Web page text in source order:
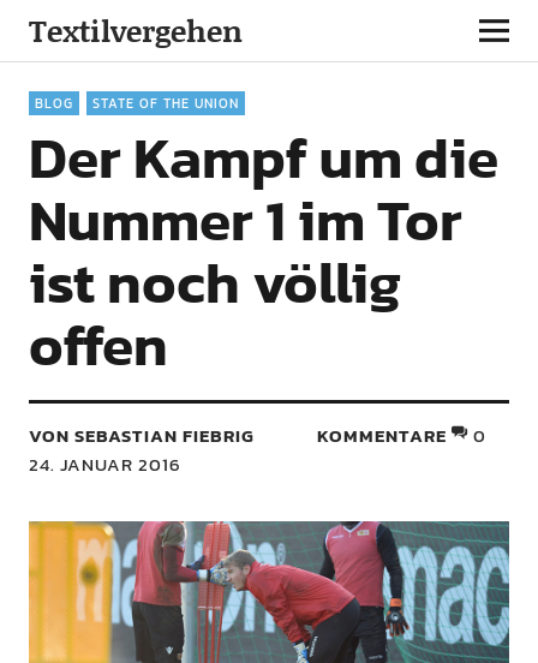
Textilvergehen
BLOG STATE OF THE UNION
Der Kampf um die
Nummer 1 im Tor
ist noch völlig
offen
VON SEBASTIAN FIEBRIG
24. JANUAR 2016
KOMMENTARE 0